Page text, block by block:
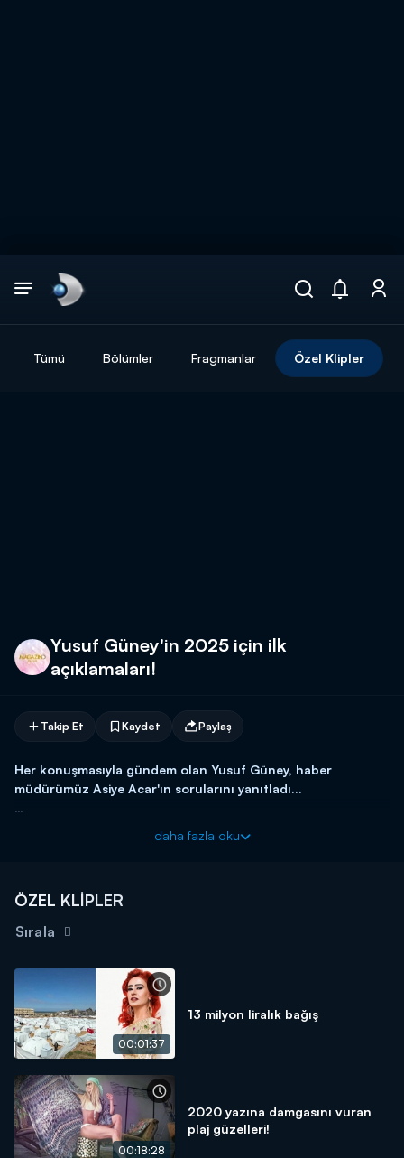
Tümü Bölümler Fragmanlar Özel Klipler
Yusuf Güney'in 2025 için ilk
açıklamaları!
Takip Et Kaydet Paylaş
Her konuşmasıyla gündem olan Yusuf Güney, haber
müdürümüz Asiye Acar'ın sorularını yanıtladı...
haberleriyle Magazin D Pazar, Kanal D'de!
daha fazla oku
ÖZEL KLİPLER
Sırala
00:01:37
13 milyon liralık bağış
00:18:28
2020 yazına damgasını vuran
plaj güzelleri!